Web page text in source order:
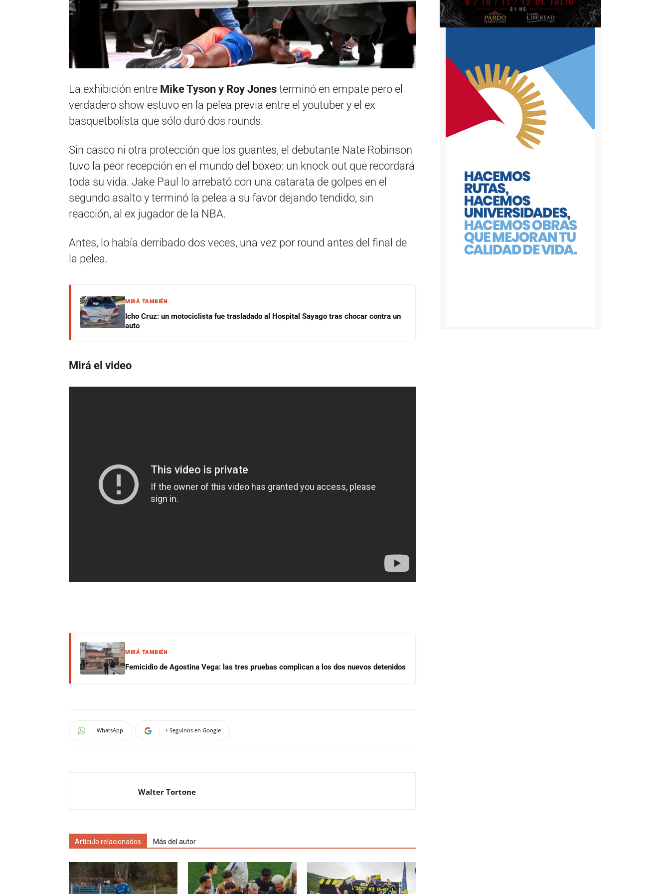
La exhibición entre Mike Tyson y Roy Jones terminó en empate pero el
verdadero show estuvo en la pelea previa entre el youtuber y el ex
basquetbolísta que sólo duró dos rounds.
Sin casco ni otra protección que los guantes, el debutante Nate Robinson
tuvo la peor recepción en el mundo del boxeo: un knock out que recordará
toda su vida. Jake Paul lo arrebató con una catarata de golpes en el
segundo asalto y terminó la pelea a su favor dejando tendido, sin
reacción, al ex jugador de la NBA.
Antes, lo había derribado dos veces, una vez por round antes del final de
la pelea.
MIRÁ TAMBIÉN
Icho Cruz: un motociclista fue trasladado al Hospital Sayago tras chocar contra un
auto
Mirá el video
MIRÁ TAMBIÉN
Femicidio de Agostina Vega: las tres pruebas complican a los dos nuevos detenidos
WhatsApp + Seguinos en Google
Walter Tortone
Artículo relacionados Más del autor